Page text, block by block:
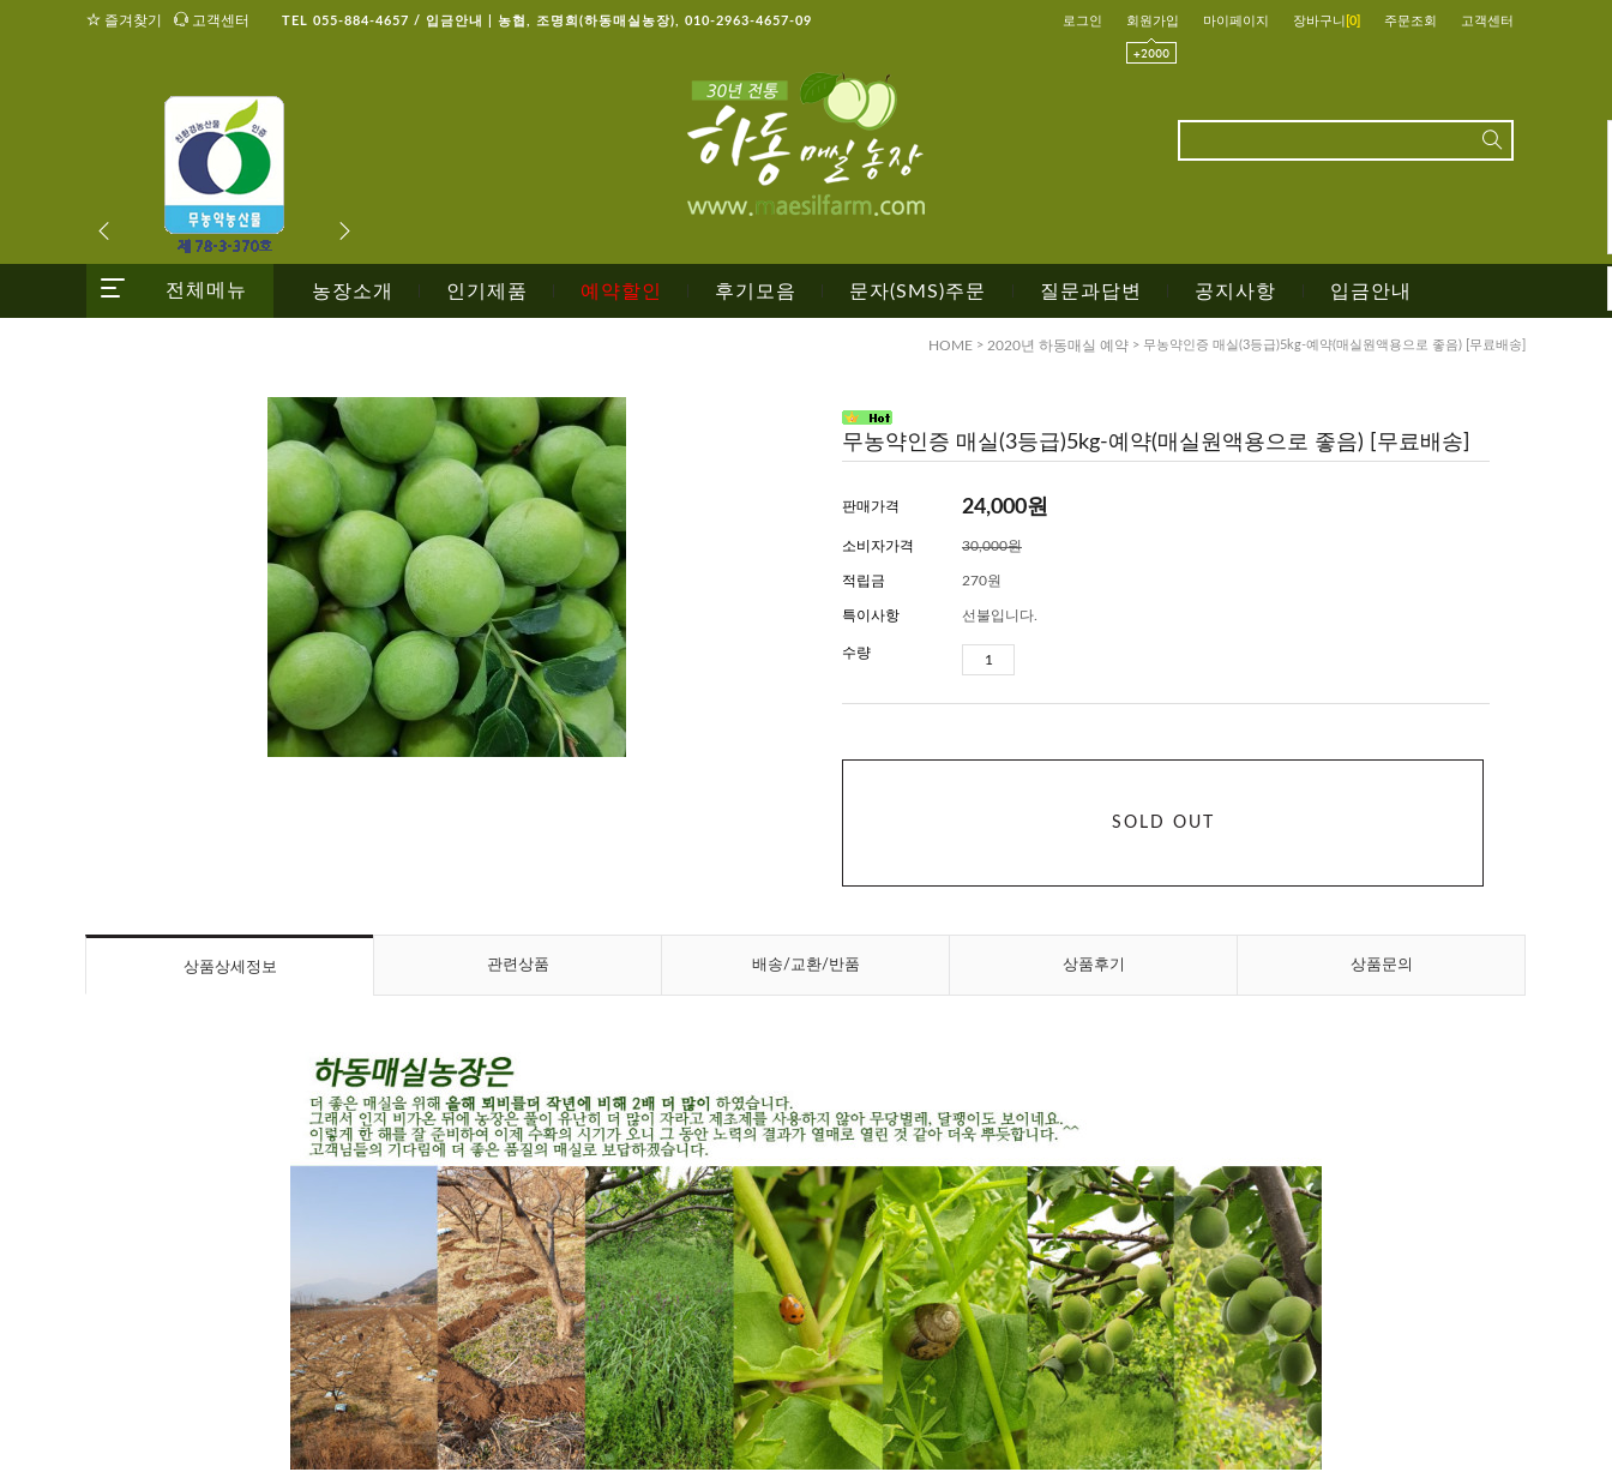
즐겨찾기 고객센터 TEL 055-884-4657 / 입금안내 | 농협, 조명희(하동매실농장), 010-2963-4657-09 로그인 회원가입 마이페이지 장바구니 0 주문조회 고객센터
전체메뉴 농장소개 인기제품 예약할인 후기모음 문자(SMS)주문 질문과답변 공지사항 입금안내
HOME > 2020년 하동매실 예약 > 무농약인증 매실(3등급)5kg-예약(매실원액용으로 좋음) [무료배송]
무농약인증 매실(3등급)5kg-예약(매실원액용으로 좋음) [무료배송]
판매가격 24,000원
소비자가격 30,000원
적립금 270원
특이사항 선불입니다.
수량
SOLD OUT
상품상세정보 관련상품 배송/교환/반품 상품후기 상품문의